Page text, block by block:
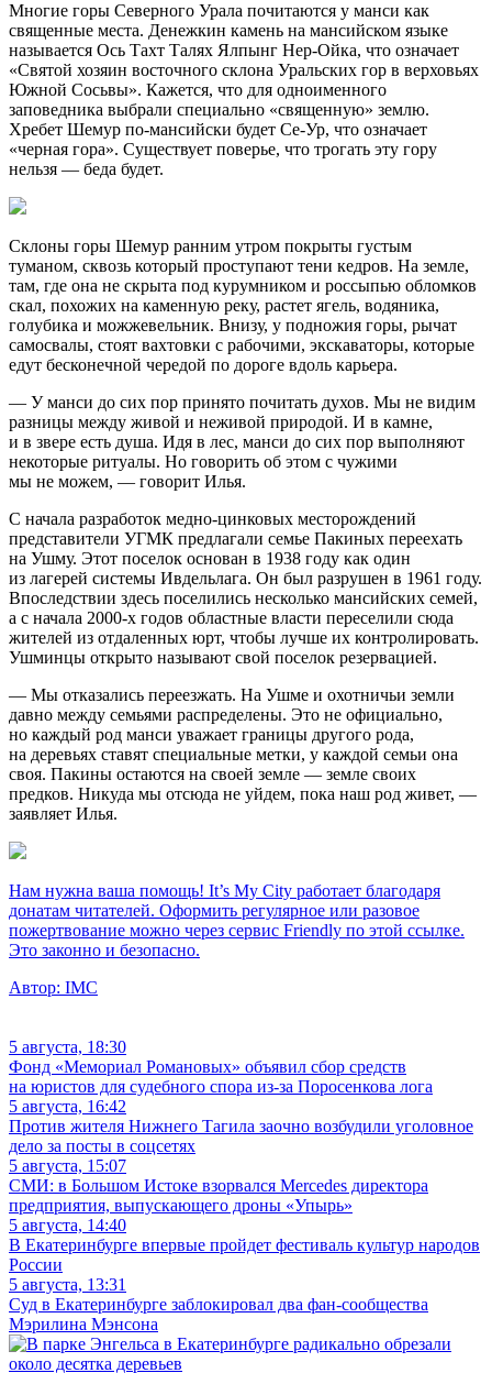
Многие горы Северного Урала почитаются у манси как
священные места. Денежкин камень на мансийском языке
называется Ось Тахт Талях Ялпынг Нер-Ойка, что означает
«Святой хозяин восточного склона Уральских гор в верховьях
Южной Сосьвы». Кажется, что для одноименного
заповедника выбрали специально «священную» землю.
Хребет Шемур по-мансийски будет Се-Ур, что означает
«черная гора». Существует поверье, что трогать эту гору
нельзя — беда будет.
Склоны горы Шемур ранним утром покрыты густым
туманом, сквозь который проступают тени кедров. На земле,
там, где она не скрыта под курумником и россыпью обломков
скал, похожих на каменную реку, растет ягель, водяника,
голубика и можжевельник. Внизу, у подножия горы, рычат
самосвалы, стоят вахтовки с рабочими, экскаваторы, которые
едут бесконечной чередой по дороге вдоль карьера.
— У манси до сих пор принято почитать духов. Мы не видим
разницы между живой и неживой природой. И в камне,
и в звере есть душа. Идя в лес, манси до сих пор выполняют
некоторые ритуалы. Но говорить об этом с чужими
мы не можем, — говорит Илья.
С начала разработок медно-цинковых месторождений
представители УГМК предлагали семье Пакиных переехать
на Ушму. Этот поселок основан в 1938 году как один
из лагерей системы Ивдельлага. Он был разрушен в 1961 году.
Впоследствии здесь поселились несколько мансийских семей,
а с начала 2000-х годов областные власти переселили сюда
жителей из отдаленных юрт, чтобы лучше их контролировать.
Ушминцы открыто называют свой поселок резервацией.
— Мы отказались переезжать. На Ушме и охотничьи земли
давно между семьями распределены. Это не официально,
но каждый род манси уважает границы другого рода,
на деревьях ставят специальные метки, у каждой семьи она
своя. Пакины остаются на своей земле — земле своих
предков. Никуда мы отсюда не уйдем, пока наш род живет, —
заявляет Илья.
Нам нужна ваша помощь! It’s My City работает благодаря
донатам читателей. Оформить регулярное или разовое
пожертвование можно через сервис Friendly по этой ссылке.
Это законно и безопасно.
Автор: IMC
5 августа, 18:30
Фонд «Мемориал Романовых» объявил сбор средств
на юристов для судебного спора из-за Поросенкова лога
5 августа, 16:42
Против жителя Нижнего Тагила заочно возбудили уголовное
дело за посты в соцсетях
5 августа, 15:07
СМИ: в Большом Истоке взорвался Mercedes директора
предприятия, выпускающего дроны «Упырь»
5 августа, 14:40
В Екатеринбурге впервые пройдет фестиваль культур народов
России
5 августа, 13:31
Суд в Екатеринбурге заблокировал два фан-сообщества
Мэрилина Мэнсона